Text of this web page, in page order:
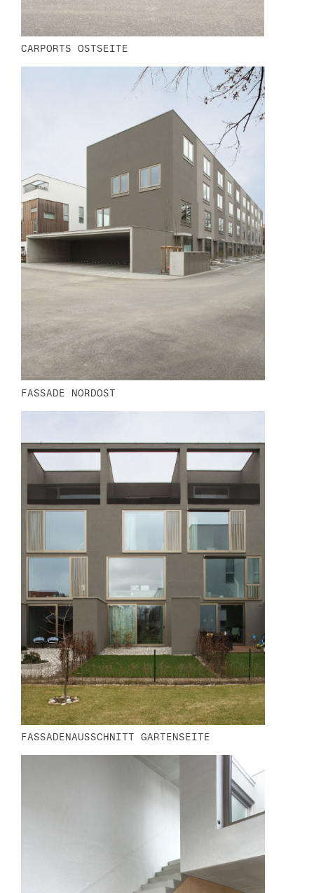
CARPORTS OSTSEITE
FASSADE NORDOST
FASSADENAUSSCHNITT GARTENSEITE